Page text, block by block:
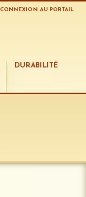
CONNEXION AU PORTAIL
DURABILITÉ